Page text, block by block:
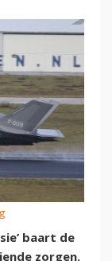
baart de
zorgen.